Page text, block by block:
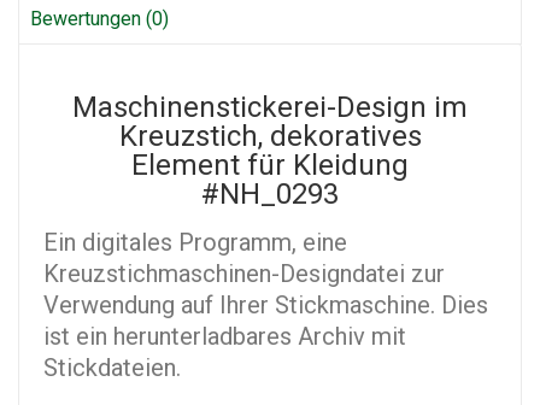
Bewertungen (0)
Maschinenstickerei-Design im
Kreuzstich, dekoratives
Element für Kleidung
#NH_0293
Ein digitales Programm, eine
Kreuzstichmaschinen-Designdatei zur
Verwendung auf Ihrer Stickmaschine. Dies
ist ein herunterladbares Archiv mit
Stickdateien.